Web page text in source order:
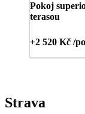
Pokoj
terasou
+2 520 Kč /
Strava